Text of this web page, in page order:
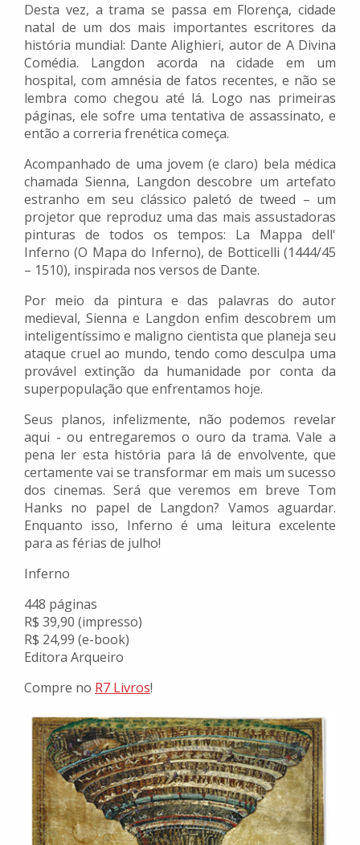
Desta vez, a trama se passa em Florença, cidade
natal de um dos mais importantes escritores da
história mundial: Dante Alighieri, autor de A Divina
Comédia. Langdon acorda na cidade em um
hospital, com amnésia de fatos recentes, e não se
lembra como chegou até lá. Logo nas primeiras
páginas, ele sofre uma tentativa de assassinato, e
então a correria frenética começa.
Acompanhado de uma jovem (e claro) bela médica
chamada Sienna, Langdon descobre um artefato
estranho em seu clássico paletó de tweed – um
projetor que reproduz uma das mais assustadoras
pinturas de todos os tempos: La Mappa dell'
Inferno (O Mapa do Inferno), de Botticelli (1444/45
– 1510), inspirada nos versos de Dante.
Por meio da pintura e das palavras do autor
medieval, Sienna e Langdon enfim descobrem um
inteligentíssimo e maligno cientista que planeja seu
ataque cruel ao mundo, tendo como desculpa uma
provável extinção da humanidade por conta da
superpopulação que enfrentamos hoje.
Seus planos, infelizmente, não podemos revelar
aqui - ou entregaremos o ouro da trama. Vale a
pena ler esta história para lá de envolvente, que
certamente vai se transformar em mais um sucesso
dos cinemas. Será que veremos em breve Tom
Hanks no papel de Langdon? Vamos aguardar.
Enquanto isso, Inferno é uma leitura excelente
para as férias de julho!
Inferno
448 páginas
R$ 39,90 (impresso)
R$ 24,99 (e-book)
Editora Arqueiro
Compre no R7 Livros!